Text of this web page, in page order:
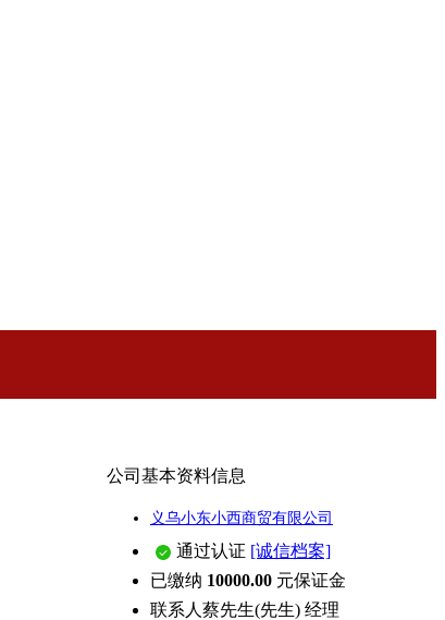
公司基本资料信息
义乌小东小西商贸有限公司
通过认证 [诚信档案]
已缴纳 10000.00 元保证金
联系人 蔡先生(先生) 经理